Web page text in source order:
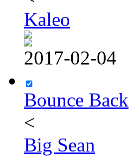
Kaleo
2017-02-04
Bounce Back
<
Big Sean